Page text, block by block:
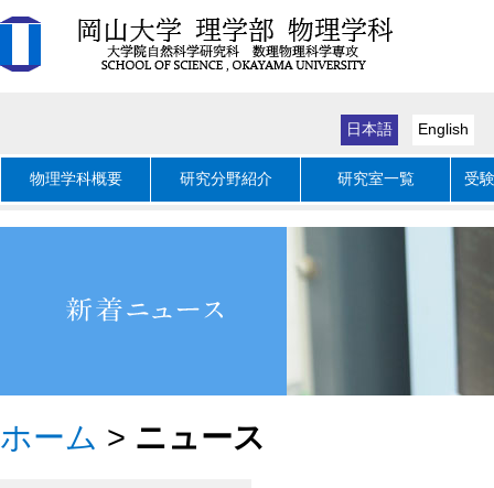
日本語 English
物理学科概要 研究分野紹介 研究室一覧 受
ホーム > ニュース